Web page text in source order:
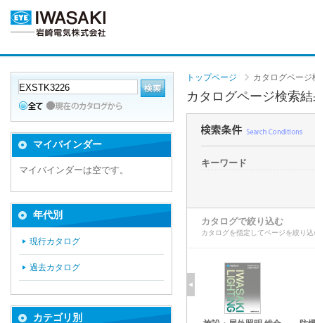
トップページ カタログページ
カタログページ検索
キーワード
カタログで絞り込む
カタログを指定してページを絞り
マイバインダー
マイバインダーは空です。
年代別
現行カタログ
過去カタログ
カテゴリ別